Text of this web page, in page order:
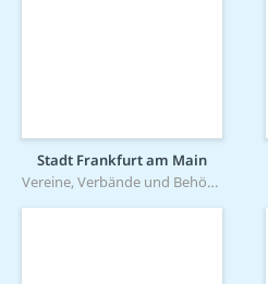
Stadt Frankfurt am Main
Vereine, Verbände und Behörden